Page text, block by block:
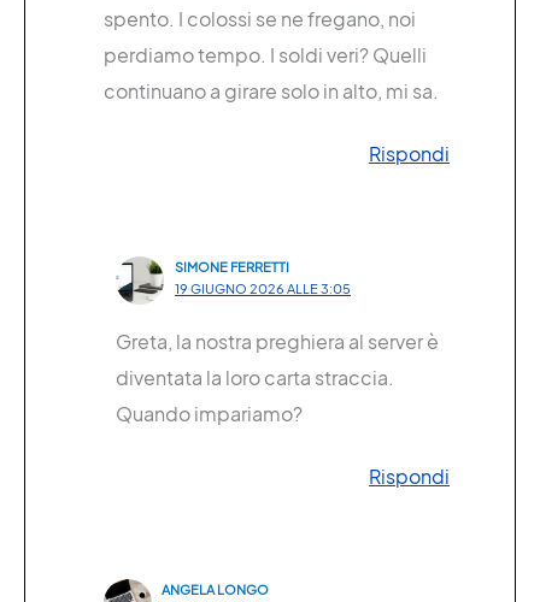
spento. I colossi se ne fregano, noi
perdiamo tempo. I soldi veri? Quelli
continuano a girare solo in alto, mi sa.
Rispondi
SIMONE FERRETTI
19 GIUGNO 2026 ALLE 3:05
Greta, la nostra preghiera al server è
diventata la loro carta straccia.
Quando impariamo?
Rispondi
ANGELA LONGO